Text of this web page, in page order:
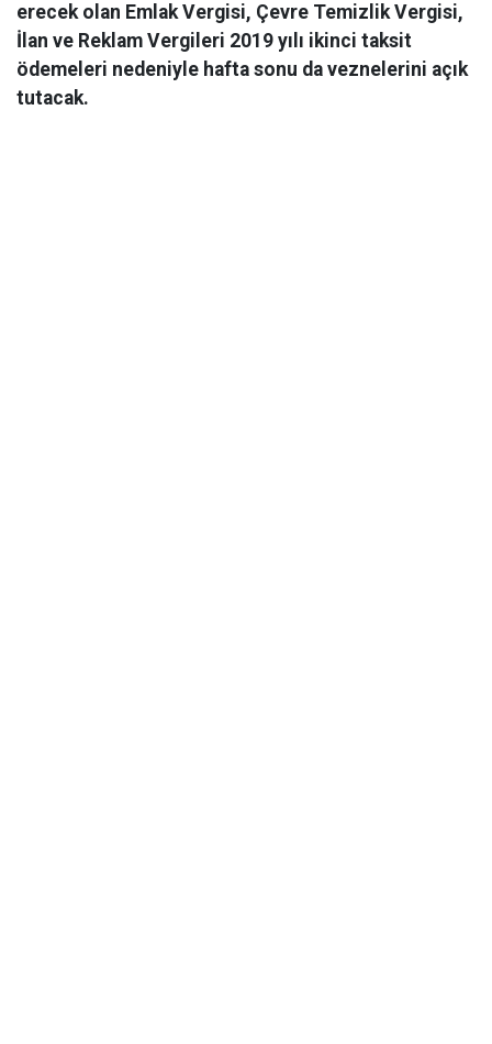
erecek olan Emlak Vergisi, Çevre Temizlik Vergisi,
İlan ve Reklam Vergileri 2019 yılı ikinci taksit
ödemeleri nedeniyle hafta sonu da veznelerini açık
tutacak.